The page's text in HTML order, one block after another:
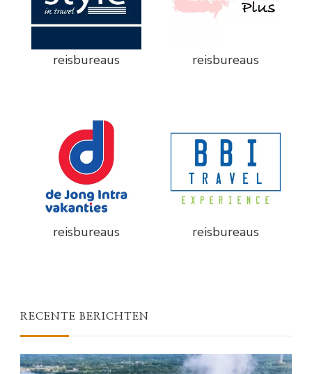
reisbureaus reisbureaus
reisbureaus reisbureaus
RECENTE BERICHTEN